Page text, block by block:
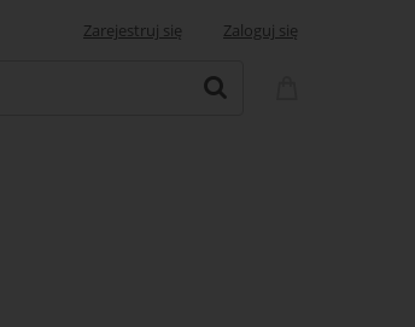
Zarejestruj się Zaloguj się